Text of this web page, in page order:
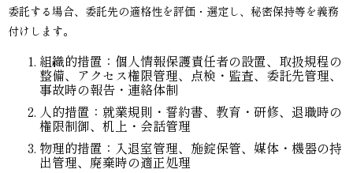
委託する場合、委託先の適格性を評価・選定し、秘密保持等を義務
付けします。
組織的措置：個人情報保護責任者の設置、取扱規程の
整備、アクセス権限管理、点検・監査、委託先管理、
事故時の報告・連絡体制
人的措置：就業規則・誓約書、教育・研修、退職時の
権限制御、机上・会話管理
物理的措置：入退室管理、施錠保管、媒体・機器の持
出管理、廃棄時の適正処理